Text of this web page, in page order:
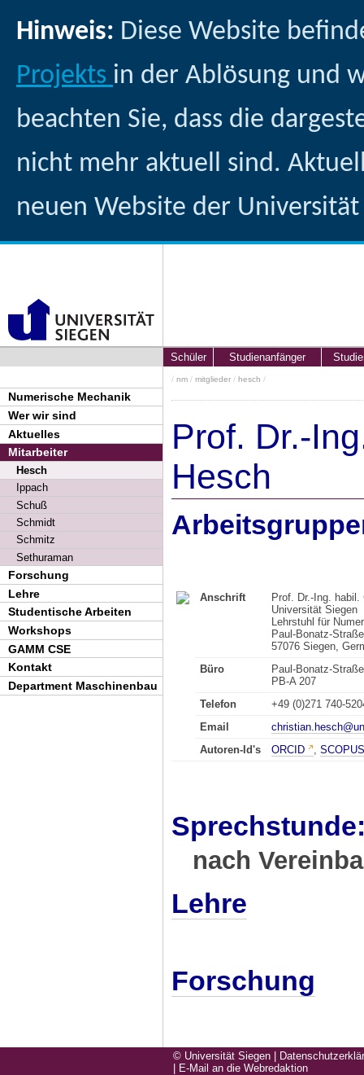
Hinweis: Diese Website
Projekts in der Ablösung und
beachten Sie, dass die
nicht mehr aktuell sind.
neuen Website der
Numerische Mechanik
Wer wir sind
Aktuelles
Mitarbeiter
Hesch
Ippach
Schuß
Schmidt
Schmitz
Sethuraman
Forschung
Lehre
Studentische Arbeiten
Workshops
GAMM CSE
Kontakt
Department Maschinenbau
Schüler Studienanfänger
/ nm / mitglieder / hesch /
Prof. Dr.-
Hesch
Anschrift
Prof. Dr.-Ing.
Universität Siegen
Lehrstuhl für
Paul-Bonatz-
57076 Siegen,
Büro
Paul-Bonatz-
PB-A 207
Telefon
+49 (0)271 740-
Email
Autoren-Id's
ORCID ,
nach
Lehre
Forschung
© Universität Siegen|
| E-Mail an die Webredaktion